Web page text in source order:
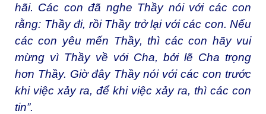
hãi. Các con đã nghe Thầy nói với các con
rằng: Thầy đi, rồi Thầy trở lại với các con. Nếu
các con yêu mến Thầy, thì các con hãy vui
mừng vì Thầy về với Cha, bởi lẽ Cha trọng
hơn Thầy. Giờ đây Thầy nói với các con trước
khi việc xảy ra, để khi việc xảy ra, thì các con
tin”.